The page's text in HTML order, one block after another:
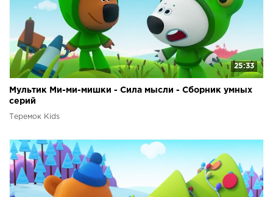
25:33
Мультик Ми-ми-мишки - Сила мысли - Сборник умных
серий
Теремок Kids